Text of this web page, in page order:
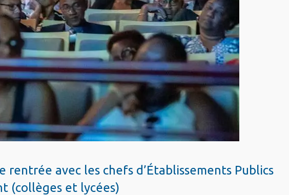
rentrée avec les chefs d’Établissements Publics
(collèges et lycées)